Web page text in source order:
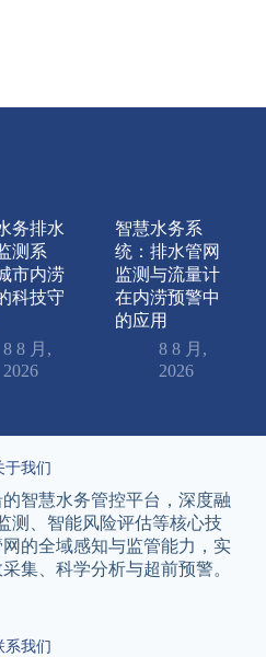
务排水
测系
市内涝
科技守
8 8 月,
2026
智慧水务系
统：排水管网
监测与流量计
在内涝预警中
的应用
8 8 月,
2026
于我们
智慧水务管控平台，深度融
测、智能风险评估等核心技
的全域感知与监管能力，实
集、科学分析与超前预警。
系我们